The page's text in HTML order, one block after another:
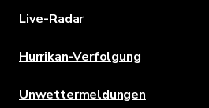
Live-Radar
Hurrikan-Verfolgung
Unwettermeldungen